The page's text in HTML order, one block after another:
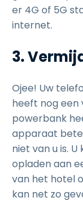
er 4G of 5G
internet.
3.
Ojee! Uw
heeft nog een
powerbank
apparaat
niet van u is.
opladen aan
van het hotel
kan net zo